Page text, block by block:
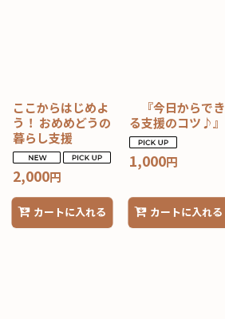
ここからはじめよ
う！ おめめどうの
暮らし支援
2,000円
カートに入れる
『今日からでき
る支援のコツ♪』
1,000円
カートに入れる